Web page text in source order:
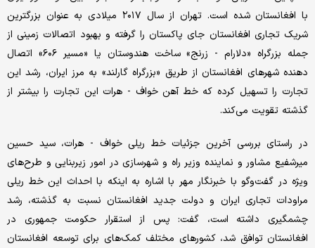
با افغانستان شده است. تهران از سال ۲۰۱۷ میلادی به عنوان بزرگترین
شریک تجاری افغانستان جای پاکستان را گرفته و بهبود اتصالات زمینی از
جمله بزرگراه «دلارام - زرنج» ساخت هندوستان یا «مسیر ۶۰۶» اتصال
دهنده شهرهای افغانستان از طریق «بزرگراه گارلند» به مرز ایران، رشد این
تجارت را تسهیل کرده که خط آهن خواف - هرات این تجارت را بیشتر از
گذشته تقویت می‌کند.
در راستای بررسی آخرین جزئیات خط ریلی خواف - هرات، سید حسین
میرشفیع مشاور و نماینده وزیر راه و شهرسازی در امور زیربنایی و طرح‌های
ویژه در گفت‌وگو با خبرنگار مهر با اشاره به اینکه با احداث این خط ریلی
مراودات تجاری ایران و دولت جدید افغانستان نسبت به گذشته، رشد
چشمگیری داشته است، گفت: پس از استقرار حکومت جمهوری در
افغانستان توافق شد، کشورهای مختلف کمک‌های برای توسعه افغانستان